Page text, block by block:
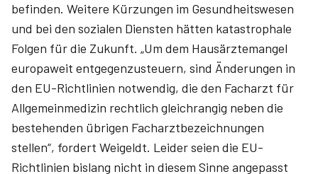
befinden. Weitere Kürzungen im Gesundheitswesen
und bei den sozialen Diensten hätten katastrophale
Folgen für die Zukunft. „Um dem Hausärztemangel
europaweit entgegenzusteuern, sind Änderungen in
den EU-Richtlinien notwendig, die den Facharzt für
Allgemeinmedizin rechtlich gleichrangig neben die
bestehenden übrigen Facharztbezeichnungen
stellen“, fordert Weigeldt. Leider seien die EU-
Richtlinien bislang nicht in diesem Sinne angepasst